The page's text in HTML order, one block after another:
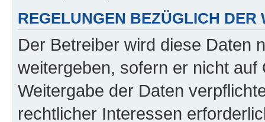
REGELUNGEN BEZÜGLICH DER
Der Betreiber wird diese Daten
weitergeben, sofern er nicht
Weitergabe der Daten
rechtlicher Interessen